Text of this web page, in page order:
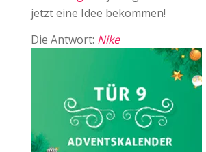
jetzt eine Idee bekommen!
Die Antwort: Nike